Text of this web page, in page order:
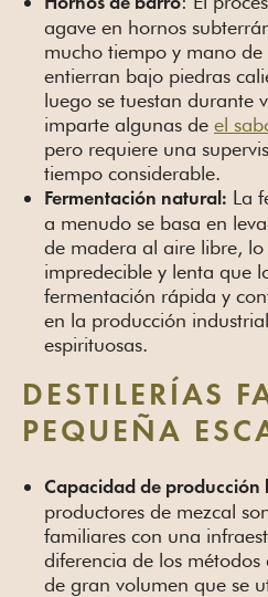
agave en hornos
mucho tiempo y mano de
entierran bajo piedras
luego se tuestan durante
imparte algunas de el
pero requiere una
tiempo considerable.
Fermentación natural: La
a menudo se basa en
de madera al aire libre,
impredecible y lenta que
fermentación rápida y
en la producción
espirituosas.
DESTILERÍAS
PEQUEÑA
Capacidad de producción
productores de mezcal
familiares con una
diferencia de los
de gran volumen que se